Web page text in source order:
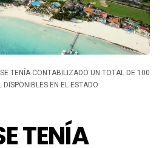
TENÍA CONTABILIZADO UN TOTAL DE 100
EN EL ESTADO
TENÍA